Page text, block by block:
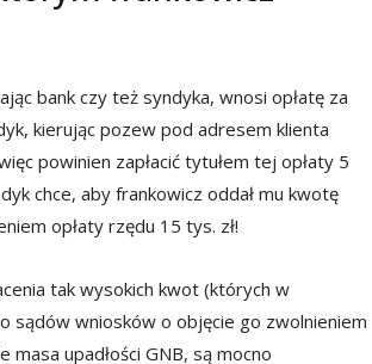
bank czy też syndyka, wnosi opłatę za
kierując pozew pod adresem klienta
powinien zapłacić tytułem tej opłaty 5
chce, aby frankowicz oddał mu kwotę
opłaty rzędu 15 tys. zł!
tak wysokich kwot (których w
sądów wniosków o objęcie go zwolnieniem
upadłości GNB, są mocno